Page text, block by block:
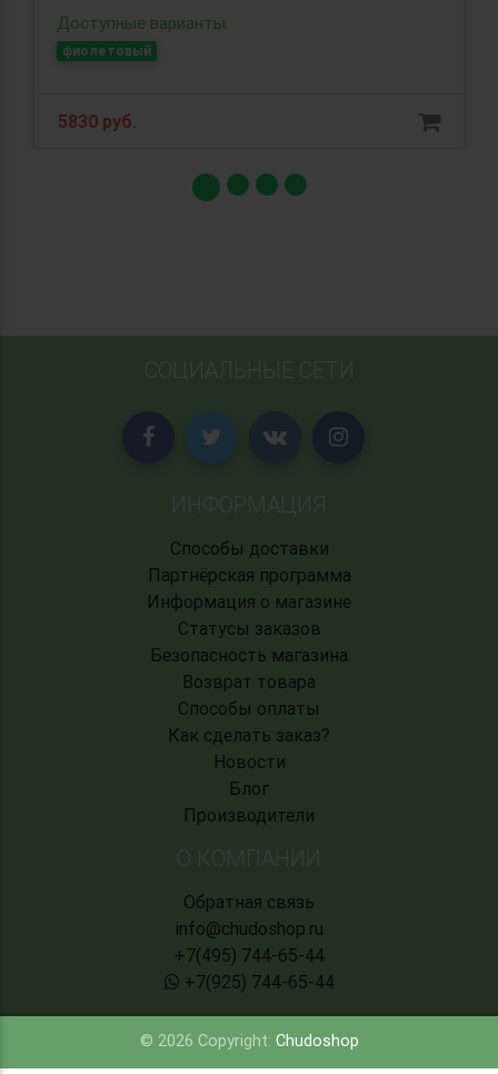
Доступные варианты:
фиолетовый
5830 руб.
СОЦИАЛЬНЫЕ СЕТИ
ИНФОРМАЦИЯ
Способы доставки
Партнёрская программа
Информация о магазине
Статусы заказов
Безопасность магазина
Возврат товара
Способы оплаты
Как сделать заказ?
Новости
Блог
Производители
О КОМПАНИИ
Обратная связь
info@chudoshop.ru
+7(495) 744-65-44
+7(925) 744-65-44
© 2026 Copyright: Chudoshop